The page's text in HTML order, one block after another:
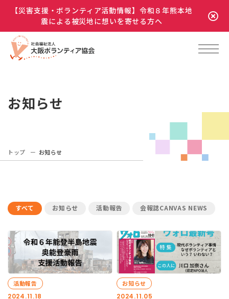
【災害支援・ボランティア活動情報】令和８年熊本地
震による被災地に想いを寄せる方へ
お知らせ
トップ お知らせ
すべて お知らせ 活動報告 会報誌CANVAS NEWS
2024.11.18
活動報告
2024.11.05
お知らせ